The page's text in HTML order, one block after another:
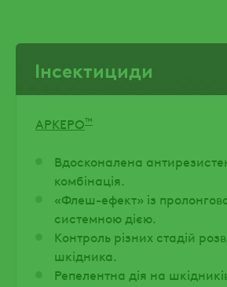
Інсектициди
АРКЕРО™
Вдосконалена
комбінація.
«Флеш-ефект» із
системною дією.
Контроль різних стадій
шкідника.
Репелентна дія на